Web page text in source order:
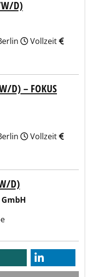
W/D)
Vollzeit
D) – FOKUS
Vollzeit
D)